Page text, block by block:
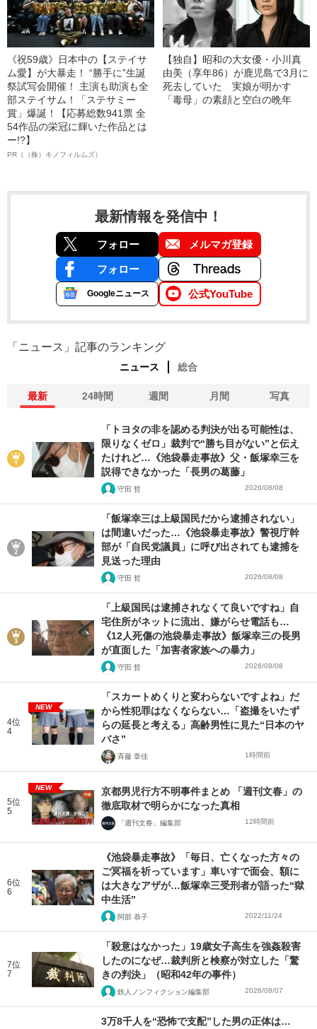
《祝59歳》日本中の【ステイサ
ム愛】が大暴走！ “勝手に”生誕
祭試写会開催！ 主演も助演も全
部ステイサム！「ステサミー
賞」爆誕！【応募総数941票 全
54作品の栄冠に輝いた作品とは
ー!?】
PR（（株）キノフィルムズ）
【独自】昭和の大女優・小川真
由美（享年86）が鹿児島で3月に
死去していた 実娘が明かす
「毒母」の素顔と空白の晩年
最新情報を発信中！
フォロー メルマガ登録
フォロー
Googleニュース 公式YouTube
「ニュース」記事のランキング
ニュース 総合
最新 24時間 週間 月間 写真
「トヨタの非を認める判決が出る可能性は、
限りなくゼロ」裁判で“勝ち目がない”と伝え
たけれど…《池袋暴走事故》父・飯塚幸三を
説得できなかった「長男の葛藤」
守田 哲 2026/08/08
「飯塚幸三は上級国民だから逮捕されない」
は間違いだった…《池袋暴走事故》警視庁幹
部が「自民党議員」に呼び出されても逮捕を
見送った理由
守田 哲 2026/08/08
「上級国民は逮捕されなくて良いですね」自
宅住所がネットに流出、嫌がらせ電話も…
《12人死傷の池袋暴走事故》飯塚幸三の長男
が直面した「加害者家族への暴力」
守田 哲 2026/08/08
4位
4
NEW
「スカートめくりと変わらないですよね」だ
から性犯罪はなくならない…「盗撮をいたず
らの延長と考える」高齢男性に見た“日本のヤ
バさ”
斉藤 章佳 1時間前
5位
5
NEW
京都男児行方不明事件まとめ 「週刊文春」の
徹底取材で明らかになった真相
「週刊文春」編集部 12時間前
6位
6
《池袋暴走事故》「毎日、亡くなった方々の
ご冥福を祈っています」車いすで面会、額に
は大きなアザが…飯塚幸三受刑者が語った“獄
中生活”
阿部 恭子 2022/11/24
7位
7
「殺意はなかった」19歳女子高生を強姦殺害
したのになぜ…裁判所と検察が対立した「驚
きの判決」（昭和42年の事件）
鉄人ノンフィクション編集部 2026/08/07
3万8千人を“恐怖で支配”した男の正体は…